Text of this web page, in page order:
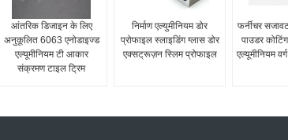
आंतरिक डिजाइन के लिए
अनुकूलित 6063 एनोडाइज्ड
एल्यूमीनियम टी आकार
संक्रमण टाइल ट्रिम
निर्माण एल्युमीनियम डोर
प्रोफाइल स्लाइडिंग ग्लास डोर
एक्सट्रूज़न स्लिम प्रोफाइल
फर्नीचर
पाउडर
एल्यूमीनियम